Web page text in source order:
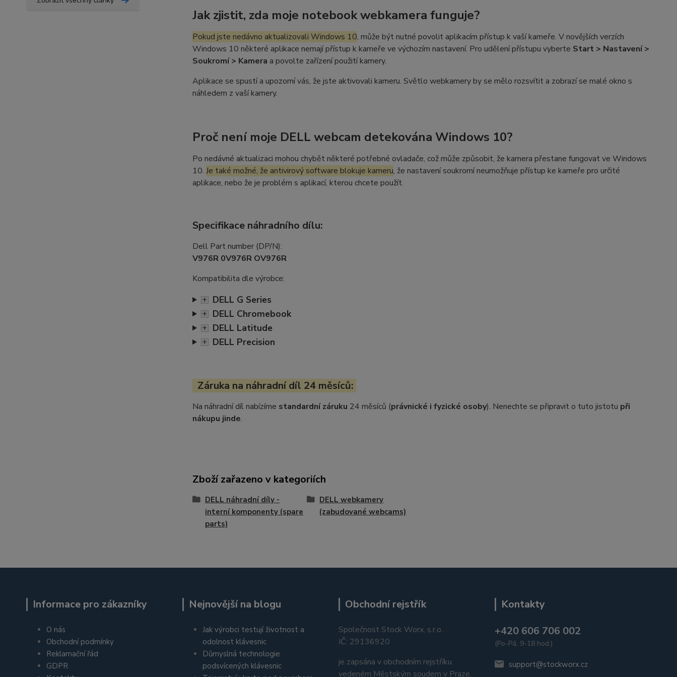
Jak zjistit, zda moje notebook webkamera funguje?
Pokud jste nedávno aktualizovali Windows 10, může být nutné povolit aplikacím přístup k vaší kameře. V novějších verzích
Windows 10 některé aplikace nemají přístup k kameře ve výchozím nastavení. Pro udělení přístupu vyberte Start > Nastavení >
Soukromí > Kamera a povolte zařízení použití kamery.
Aplikace se spustí a upozorní vás, že jste aktivovali kameru. Světlo webkamery by se mělo rozsvítit a zobrazí se malé okno s
náhledem z vaší kamery.
Proč není moje DELL webcam detekována Windows 10?
Po nedávné aktualizaci mohou chybět některé potřebné ovladače, což může způsobit, že kamera přestane fungovat ve Windows
10. Je také možné, že antivirový software blokuje kameru, že nastavení soukromí neumožňuje přístup ke kameře pro určité
aplikace, nebo že je problém s aplikací, kterou chcete použít.
Specifikace náhradního dílu:
Dell Part number (DP/N):
V976R 0V976R OV976R
Kompatibilita dle výrobce:
+ DELL G Series
+ DELL Chromebook
+ DELL Latitude
+ DELL Precision
Záruka na náhradní díl 24 měsíců:
Na náhradní díl nabízíme standardní záruku 24 měsíců (právnické i fyzické osoby). Nenechte se připravit o tuto jistotu při
nákupu jinde.
Zboží zařazeno v kategoriích
DELL náhradní díly -
interní komponenty (spare
parts)
DELL webkamery
(zabudované webcams)
Informace pro zákazníky
O nás
Obchodní podmínky
Reklamační řád
GDPR
Nejnovější na blogu
Jak výrobci testují životnost a
odolnost klávesnic
Důmyslná technologie
podsvícených klávesnic
Obchodní rejstřík
Společnost Stock Worx, s.r.o.
IČ: 29136920
je zapsána v obchodním rejstříku
vedeném Městským soudem v Praze,
Kontakty
+420 606 706 002
(Po-Pá, 9-18 hod.)
support@stockworx.cz